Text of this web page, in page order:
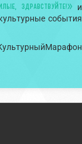
здравствуйте!» и
события